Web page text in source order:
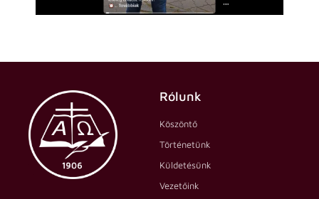
Rólunk
Köszöntő
Történetünk
Küldetésünk
Vezetőink